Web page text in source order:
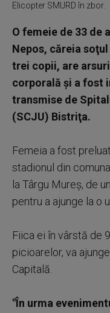
Elicopter SMURD în zbor.
O femeie de 33 de
Nepos, căreia
trei copii, are
corporală şi a fost
transmise de
(SCJU) Bistriţa.
Femeia a fost
stadionul din
la Târgu Mureş, de
pentru a ajunge la o
Fiica ei în vârstă de
picioarelor, va
Capitală.
"În urma